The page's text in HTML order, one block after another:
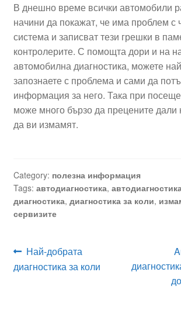
В днешно време всички автомобили
начини да покажат, че има проблем с
система и записват тези грешки в
контролерите. С помощта дори и на
автомобилна диагностика, можете
запознаете с проблема и сами да
информация за него. Така при
може много бързо да прецените дали
да ви измамят.
Category: полезна информация
Tags: автодиагностика,
диагностика, диагностика за коли,
сервизите
Навигация
Previous
post:
Най-добрата
диагностика за коли